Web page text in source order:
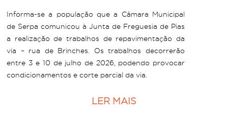
Informa-se a população que a Câmara Municipal
de Serpa comunicou à Junta de Freguesia de Pias
a realização de trabalhos de repavimentação da
via – rua de Brinches. Os trabalhos decorrerão
entre 3 e 10 de julho de 2026, podendo provocar
condicionamentos e corte parcial da via.
LER MAIS